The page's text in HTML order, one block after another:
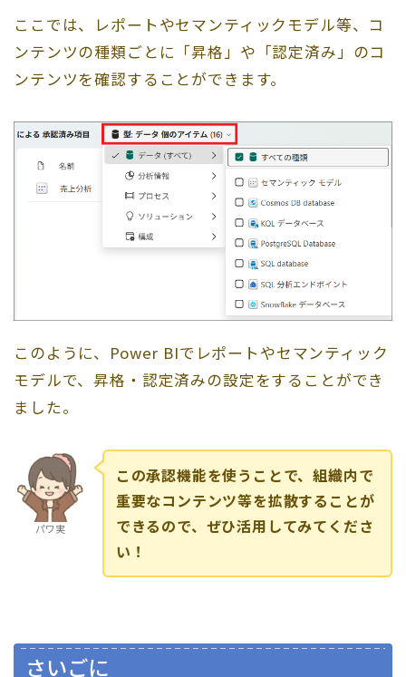
ここでは、レポートやセマンティックモデル等、コ
ンテンツの種類ごとに「昇格」や「認定済み」のコ
ンテンツを確認することができます。
このように、Power BIでレポートやセマンティック
モデルで、昇格・認定済みの設定をすることができ
ました。
パワ実
この承認機能を使うことで、組織内で
重要なコンテンツ等を拡散することが
できるので、ぜひ活用してみてくださ
い！
さいごに